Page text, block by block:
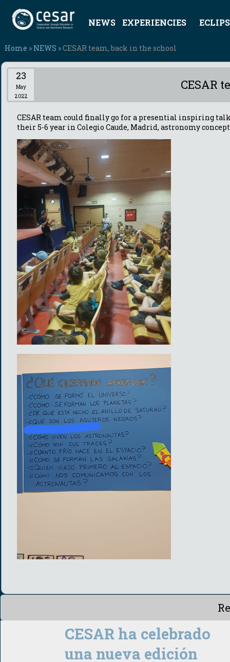
NEWS EXPERIENCIES
Home » NEWS » CESAR team, back in the school
23
May
2022
CESAR
CESAR team could finally go for a presential inspiring
their 5-6 year in Colegio Caude, Madrid, astronomy
CESAR ha celebrado
una nueva edición